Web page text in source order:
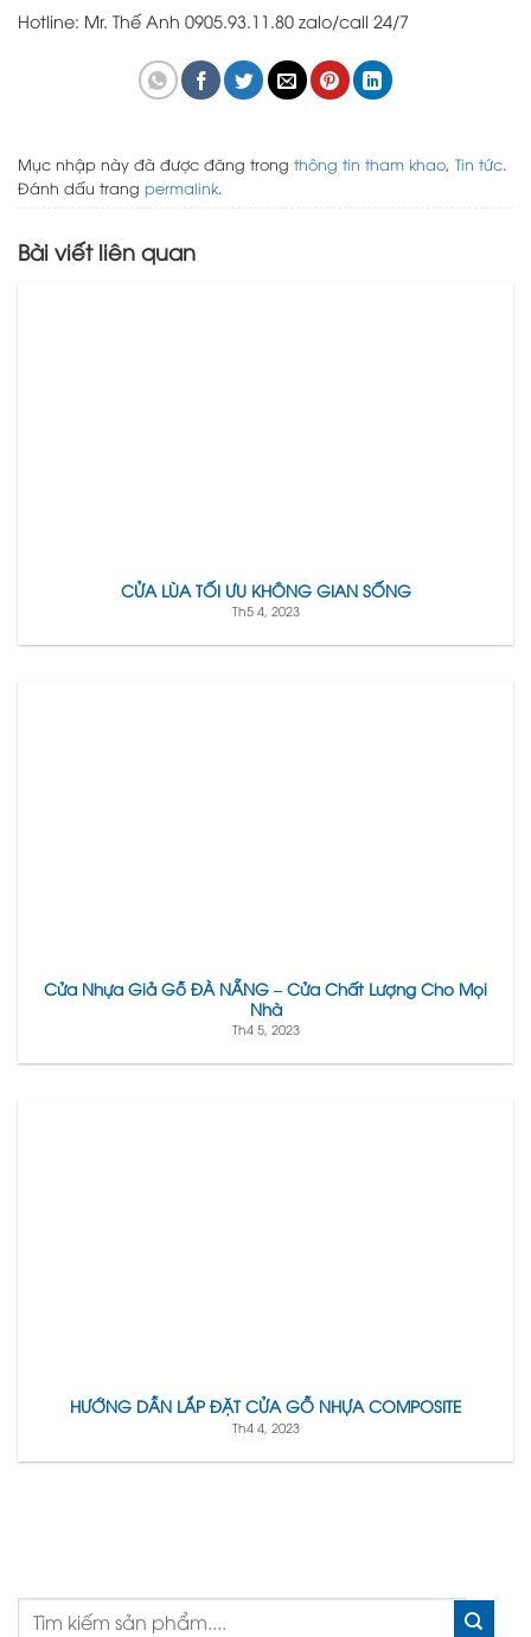
Hotline: Mr. Thế Anh 0905.93.11.80 zalo/call 24/7
Mục nhập này đã được đăng trong thông tin tham khao, Tin tức.
Đánh dấu trang permalink.
Bài viết liên quan
CỬA LÙA TỐI ƯU KHÔNG GIAN SỐNG
Th5 4, 2023
Cửa Nhựa Giả Gỗ ĐÀ NẴNG – Cửa Chất Lượng Cho Mọi
Nhà
Th4 5, 2023
HƯỚNG DẪN LẮP ĐẶT CỬA GỖ NHỰA COMPOSITE
Th4 4, 2023